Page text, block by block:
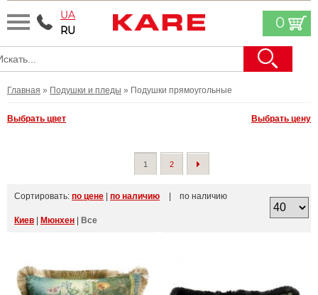
UA
RU
0
Главная » Подушки и пледы » Подушки прямоугольные
Выбрать цвет Выбрать цену
1 2
Сортировать: по цене по наличию | по наличию
Киев Мюнхен Все